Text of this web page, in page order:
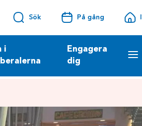
Sök På gång
i
Engagera
dig